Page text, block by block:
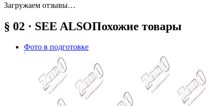
Загружаем отзывы…
§ 02 · SEE ALSOПохожие товары
Фото в подготовке